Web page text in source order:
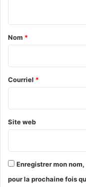
a
r
e
Nom *
Courriel *
Site web
Enregistrer mon
pour la prochaine fois